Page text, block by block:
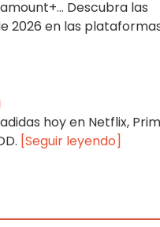
Descubra las
2026 en las
hoy en Netflix,
[Seguir leyendo]